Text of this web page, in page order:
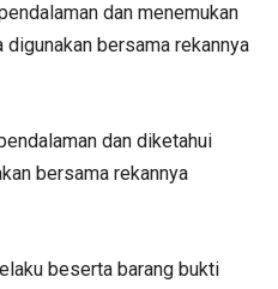
dan menemukan
bersama rekannya
dan diketahui
bersama rekannya
beserta barang bukti